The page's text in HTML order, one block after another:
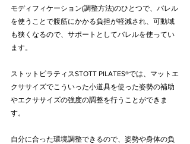
モディフィケーション(調整方法)のひとつで、バレル
を使うことで腹筋にかかる負担が軽減され、可動域
も狭くなるので、サポートとしてバレルを使ってい
ます。
ストットピラティスSTOTT PILATES®では、マットエ
クササイズでこういった小道具を使った姿勢の補助
やエクササイズの強度の調整を行うことができま
す。
自分に合った環境調整できるので、姿勢や身体の負